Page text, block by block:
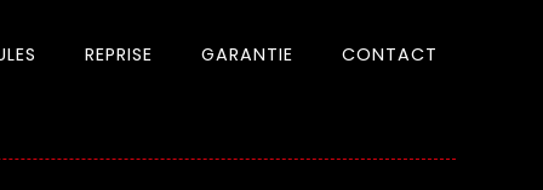
REPRISE GARANTIE CONTACT